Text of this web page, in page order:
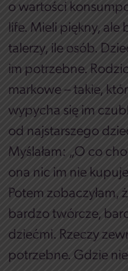
o wartości
life. Mieli piękny, ale
talerzy, ile osób.
im potrzebne.
markowe – takie,
wypycha się im
od najstarszego
Myślałam: „O co
ona nic im nie
Potem zobaczyłam,
bardzo twórcze,
dziećmi. Rzeczy
potrzebne. Gdzie nie